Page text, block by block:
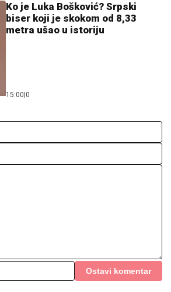
Ko je Luka Bošković? Srpski
biser koji je skokom od 8,33
metra ušao u istoriju
15:00 0
Ostavi komentar